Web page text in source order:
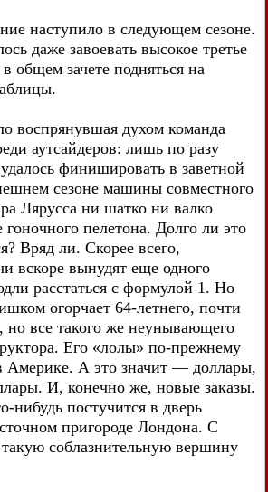
наступило в следующем сезоне.
даже завоевать высокое третье
общем зачете подняться на
воспрянувшая духом команда
аутсайдеров: лишь по разу
финишировать в заветной
сезоне машины совместного
Лярусса ни шатко ни валко
гоночного пелетона. Долго ли это
Вряд ли. Скорее всего,
вскоре вынудят еще одного
расстаться с формулой 1. Но
огорчает 64-летнего, почти
но все такого же неунывающего
Его «лолы» по-прежнему
Америке. А это значит — доллары,
И, конечно же, новые заказы.
нибудь постучится в дверь
пригороде Лондона. С
соблазнительную вершину